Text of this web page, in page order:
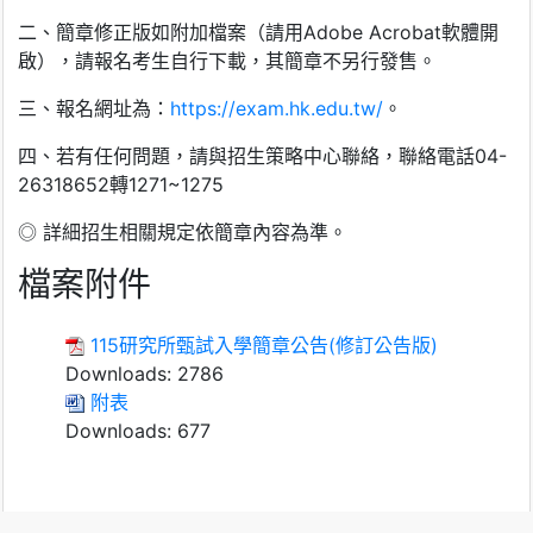
二、簡章修正版如附加檔案（請用Adobe Acrobat軟體開
啟），請報名考生自行下載，其簡章不另行發售。
三、報名網址為： https://exam.hk.edu.tw/ 。
四、若有任何問題，請與招生策略中心聯絡，聯絡電話04-
26318652轉1271~1275
◎ 詳細招生相關規定依簡章內容為準。
檔案附件
115研究所甄試入學簡章公告(修訂公告版)
Downloads: 2786
附表
Downloads: 677